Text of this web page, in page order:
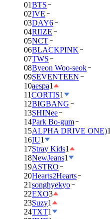
01BTS
02IVE
03DAY6
04RIIZE
05NCT
06BLACKPINK
07TWS
08Byeon Woo-seok
09SEVENTEEN
10aespa1
11CORTIS1
12BIGBANG
13SHINee
14Park Bo-gum
15ALPHA DRIVE ONE)1
16IU1
17Stray Kids1
18NewJeans1
19ASTRO
20Hearts2Hearts
21songhyekyo
22EXO3
23Suzy1
24TXT1